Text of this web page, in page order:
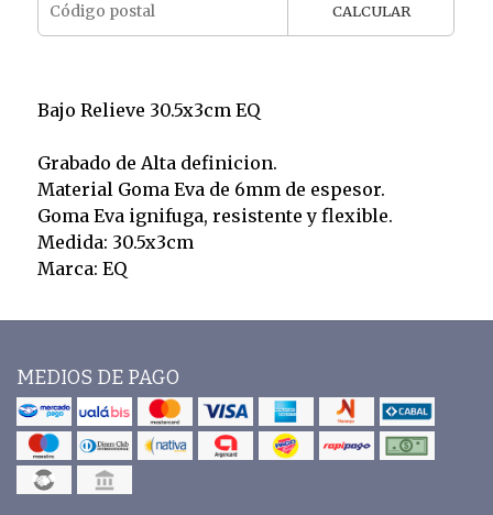
CALCULAR
Bajo Relieve 30.5x3cm EQ
Grabado de Alta definicion.
Material Goma Eva de 6mm de espesor.
Goma Eva ignifuga, resistente y flexible.
Medida: 30.5x3cm
Marca: EQ
MEDIOS DE PAGO